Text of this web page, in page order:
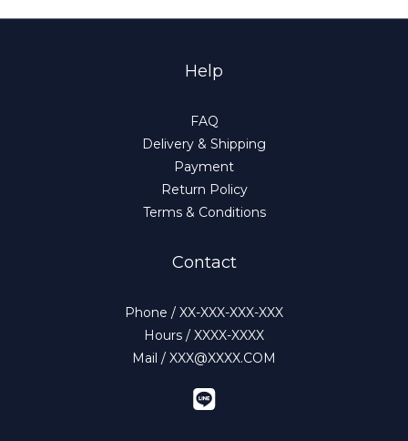
Help
FAQ
Delivery & Shipping
Payment
Return Policy
Terms & Conditions
Contact
Phone / XX-XXX-XXX-XXX
Hours / XXXX-XXXX
Mail / XXX@XXXX.COM